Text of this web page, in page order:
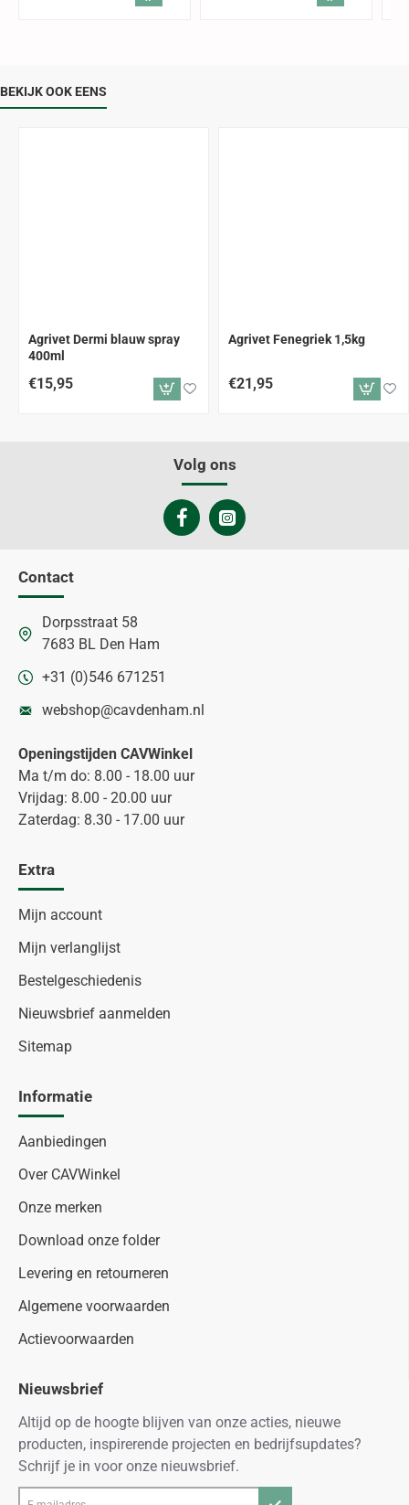
BEKIJK OOK EENS
Agrivet Dermi blauw spray
400ml
€15,95
Agrivet Fenegriek 1,5kg
€21,95
Volg ons
Contact
Dorpsstraat 58
7683 BL Den Ham
+31 (0)546 671251
webshop@cavdenham.nl
Openingstijden CAVWinkel
Ma t/m do: 8.00 - 18.00 uur
Vrijdag: 8.00 - 20.00 uur
Zaterdag: 8.30 - 17.00 uur
Extra
Mijn account
Mijn verlanglijst
Bestelgeschiedenis
Nieuwsbrief aanmelden
Sitemap
Informatie
Aanbiedingen
Over CAVWinkel
Onze merken
Download onze folder
Levering en retourneren
Algemene voorwaarden
Actievoorwaarden
Nieuwsbrief
Altijd op de hoogte blijven van onze acties, nieuwe
producten, inspirerende projecten en bedrijfsupdates?
Schrijf je in voor onze nieuwsbrief.